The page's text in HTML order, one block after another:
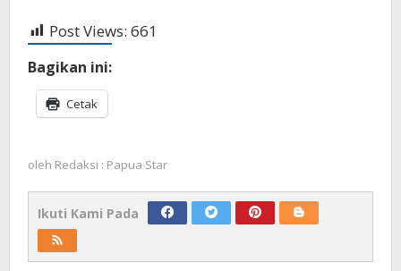
Post Views: 661
Bagikan ini:
Cetak
oleh Redaksi : Papua Star
Ikuti Kami Pada